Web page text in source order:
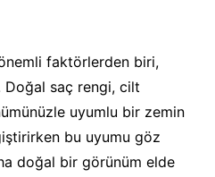
faktörlerden biri,
Doğal saç rengi, cilt
uyumlu bir zemin
bu uyumu göz
doğal bir görünüm elde